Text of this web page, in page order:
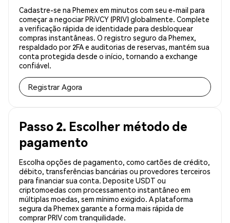
Cadastre-se na Phemex em minutos com seu e-mail para
começar a negociar PRiVCY (PRIV) globalmente. Complete
a verificação rápida de identidade para desbloquear
compras instantâneas. O registro seguro da Phemex,
respaldado por 2FA e auditorias de reservas, mantém sua
conta protegida desde o início, tornando a exchange
confiável.
Registrar Agora
Passo 2. Escolher método de
pagamento
Escolha opções de pagamento, como cartões de crédito,
débito, transferências bancárias ou provedores terceiros
para financiar sua conta. Deposite USDT ou
criptomoedas com processamento instantâneo em
múltiplas moedas, sem mínimo exigido. A plataforma
segura da Phemex garante a forma mais rápida de
comprar PRIV com tranquilidade.